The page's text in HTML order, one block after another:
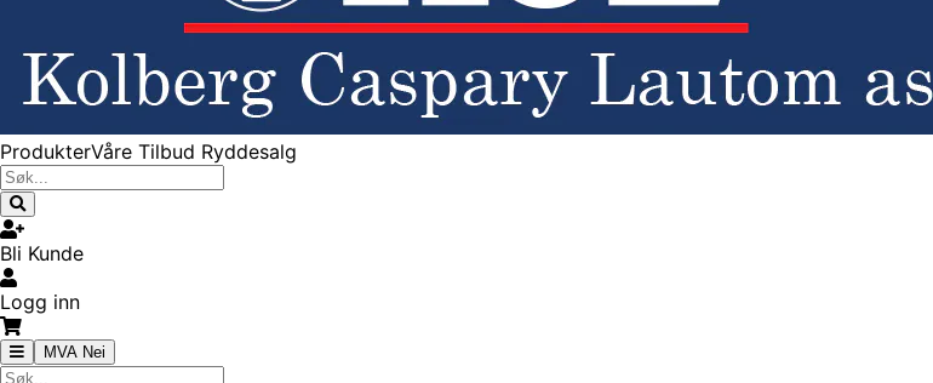
ProdukterVåre Tilbud Ryddesalg
Bli Kunde
Logg inn
MVA Nei